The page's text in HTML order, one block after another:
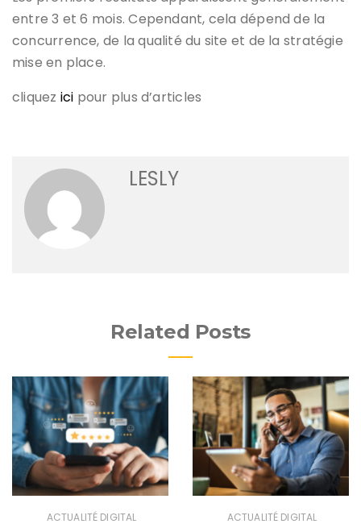
entre 3 et 6 mois. Cependant, cela dépend de la
concurrence, de la qualité du site et de la stratégie
mise en place.
cliquez ici pour plus d’articles
LESLY
Related Posts
ACTUALITÉ DIGITAL ACTUALITÉ DIGITAL